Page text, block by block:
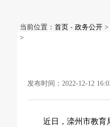
当前位置： 首页 - 政务公开 >
>
发布时间：2022-12-12
近日，滦州市教育